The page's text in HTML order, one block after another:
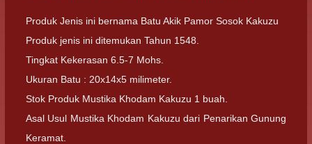
Produk Jenis ini bernama Batu Akik Pamor Sosok Kakuzu
Produk jenis ini ditemukan Tahun 1548.
Tingkat Kekerasan 6.5-7 Mohs.
Ukuran Batu : 20x14x5 milimeter.
Stok Produk Mustika Khodam Kakuzu 1 buah.
Asal Usul Mustika Khodam Kakuzu dari Penarikan Gunung
Keramat.